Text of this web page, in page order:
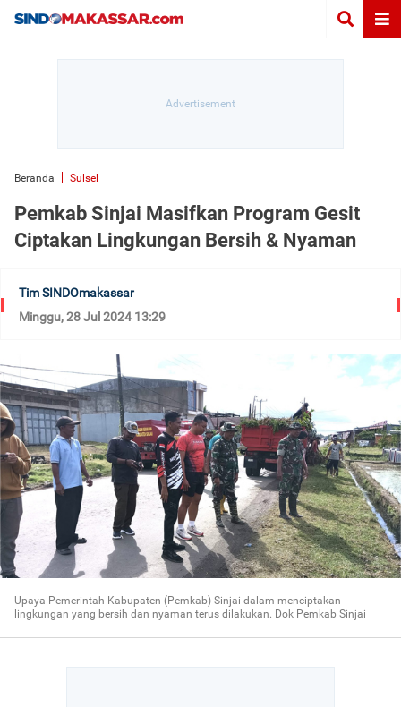
Beranda Sulsel
Pemkab Sinjai Masifkan Program Gesit
Ciptakan Lingkungan Bersih & Nyaman
Tim SINDOmakassar
Minggu, 28 Jul 2024 13:29
Upaya Pemerintah Kabupaten (Pemkab) Sinjai dalam menciptakan
lingkungan yang bersih dan nyaman terus dilakukan. Dok Pemkab Sinjai